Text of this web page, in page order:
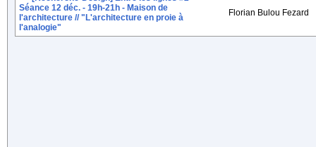
Séance 12 déc. - 19h-21h - Maison de
l'architecture // "L'architecture en proie à
l'analogie"
Florian Bulou Fezard